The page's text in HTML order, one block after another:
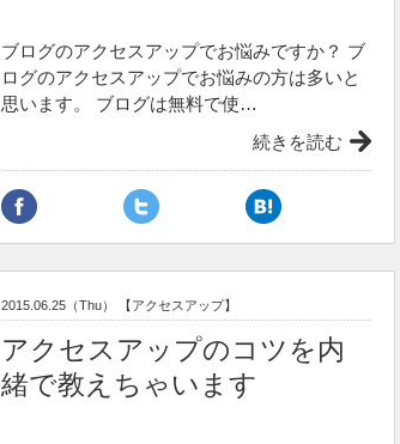
ブログのアクセスアップでお悩みですか？ ブ
ログのアクセスアップでお悩みの方は多いと
思います。 ブログは無料で使…
続きを読む
2015.06.25（Thu） 【アクセスアップ】
アクセスアップのコツを内
緒で教えちゃいます